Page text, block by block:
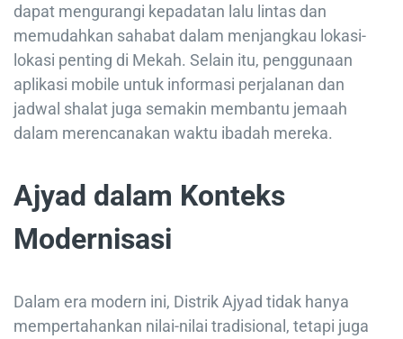
dapat mengurangi kepadatan lalu lintas dan
memudahkan sahabat dalam menjangkau lokasi-
lokasi penting di Mekah. Selain itu, penggunaan
aplikasi mobile untuk informasi perjalanan dan
jadwal shalat juga semakin membantu jemaah
dalam merencanakan waktu ibadah mereka.
Ajyad dalam Konteks
Modernisasi
Dalam era modern ini, Distrik Ajyad tidak hanya
mempertahankan nilai-nilai tradisional, tetapi juga